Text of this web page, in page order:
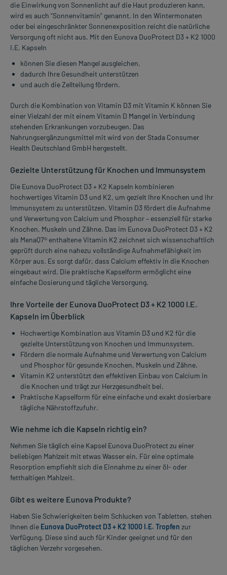
die Einwirkung von Sonnenlicht auf die Haut produzieren kann,
wird es auch "Sonnenvitamin" genannt. In den Wintermonaten
oder bei eingeschränkter Sonnenexposition reicht die natürliche
Versorgung oft nicht aus. Mit den Eunova DuoProtect D3 + K2 1000
I.E. Kapseln
können Sie diesen Mangel ausgleichen,
dadurch Ihre Gesundheit unterstützen
und auch die Zellteilung fördern.
Durch die Kombination von Vitamin D3 mit Vitamin K können Sie
einer Vielzahl der mit einem Vitamin D Mangel in Verbindung
stehenden Erkrankungen vorzubeugen. Das
Nahrungsergänzungsmittel mit wird von der Stada Consumer
Health Deutschland GmbH hergestellt.
Gezielte Unterstützung für Knochen und Immunsystem
Die Eunova DuoProtect D3 + K2 Kapseln kombinieren
hochwertiges Vitamin D3 und K2, um gezielt Ihre Knochen und Ihr
Immunsystem zu unterstützen. Vitamin D3 fördert die Aufnahme
und Verwertung von Calcium und Phosphor – essenziell für starke
Knochen, Muskeln und Zähne. Das im Eunova DuoProtect D3 + K2
als MenaQ7® enthaltene Vitamin K2 zeichnet sich wissenschaftlich
geprüft durch eine nahezu vollständige Aufnahmefähigkeit im
Körper aus. Es sorgt dafür, dass Calcium effektiv in die Knochen
eingebaut wird. Die praktische Kapselform ermöglicht eine
einfache Dosierung und tägliche Versorgung.
Ihre Vorteile der Eunova DuoProtect D3 + K2 1000 I.E.
Kapseln im Überblick
Hochwertige Kombination aus Vitamin D3 und K2 für die
gezielte Unterstützung von Knochen und Immunsystem.
Fördern die normale Aufnahme und Verwertung von Calcium
und Phosphor für gesunde Knochen, Muskeln und Zähne.
Vitamin K2 unterstützt den effektiven Einbau von Calcium in
die Knochen und trägt zur Herzgesundheit bei.
Praktische Kapselform für eine einfache und exakt dosierbare
tägliche Nährstoffzufuhr.
Wie nehme ich die Kapseln richtig ein?
Nehmen Sie täglich eine Kapsel Eunova DuoProtect zu einer
beliebigen Mahlzeit mit etwas Wasser ein. Für eine optimale
Resorption empfiehlt sich die Einnahme zu einer öl- oder
fetthaltigen Mahlzeit.
Gibt es weitere Eunova Produkte?
Haben Sie Schwierigkeiten beim Schlucken von Tabletten, stehen
Ihnen die Eunova DuoProtect D3 + K2 1000 I.E. Tropfen zur
Verfügung. Diese sind auch für Kinder geeignet und für den
täglichen Verzehr vorgesehen.